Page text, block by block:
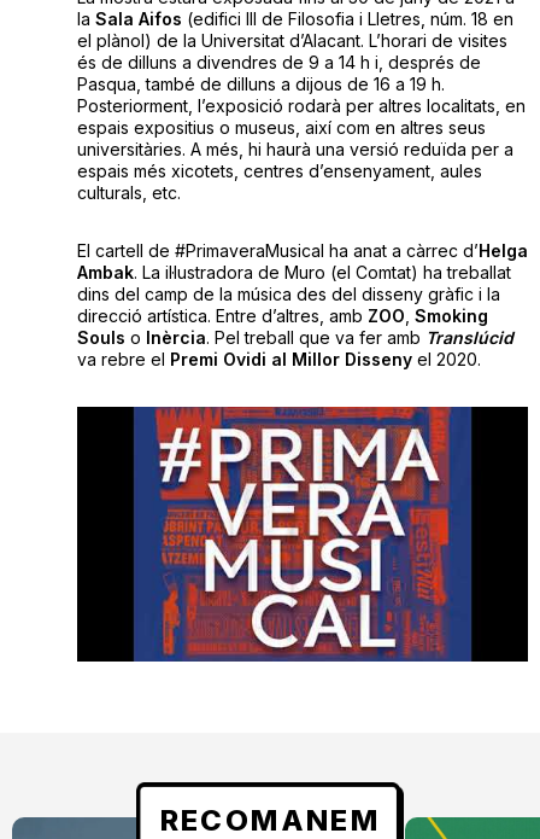
la ​ Sala Aifos (edifici III de Filosofia i Lletres, núm. 18 en ​
el plànol​) de la Universitat d’Alacant. L’horari de visites
és de dilluns a divendres de 9 a 14 h i, després de
Pasqua, també de dilluns a dijous de 16 a 19 h.
Posteriorment, l’exposició ​rodarà per altres localitats, en
espais expositius o museus, així com en altres seus
universitàries. A més, hi haurà una versió reduïda per a
espais més xicotets, centres d’ensenyament, aules
culturals, etc.
El cartell de #PrimaveraMusical ha anat a càrrec d’​Helga
Ambak​. La ​il·lustradora ​de Muro (el Comtat) ha treballat
dins del camp de la música des del disseny gràfic i la
direcció artística. Entre d’altres, amb ZOO Smoking
Souls o Inèrcia. Pel treball que va fer amb ​ Translúcid
va rebre el Premi Ovidi al Millor Dissenyel 2020.
RECOMANEM